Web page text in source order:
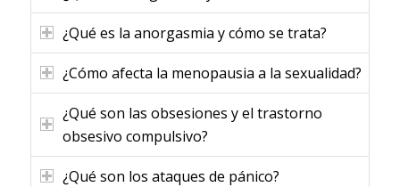
¿Qué es la anorgasmia y cómo se trata?
¿Cómo afecta la menopausia a la sexualidad?
¿Qué son las obsesiones y el trastorno
obsesivo compulsivo?
¿Qué son los ataques de pánico?